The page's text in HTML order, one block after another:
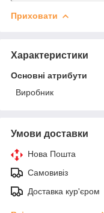
Приховати
Характеристики
Основні атрибути
Виробник
Умови доставки
Нова Пошта
Самовивіз
Доставка кур'єром